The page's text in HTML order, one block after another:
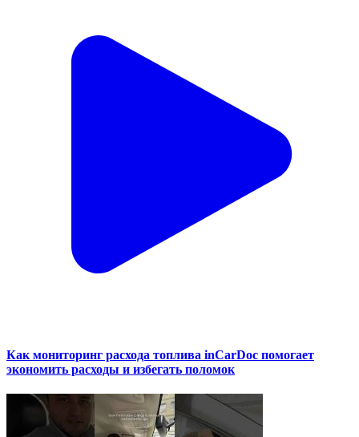
Как мониторинг расхода топлива inCarDoc помогает
экономить расходы и избегать поломок